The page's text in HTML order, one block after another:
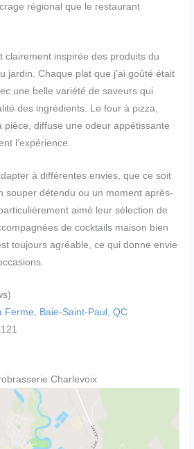
régional que le restaurant
clairement inspirée des produits du
jardin. Chaque plat que j’ai goûté était
une belle variété de saveurs qui
des ingrédients. Le four à pizza,
pièce, diffuse une odeur appétissante
l’expérience.
à différentes envies, que ce soit
souper détendu ou un moment après-
aimé leur sélection de
de cocktails maison bien
toujours agréable, ce qui donne envie
Ferme, Baie-Saint-Paul, QC
Charlevoix